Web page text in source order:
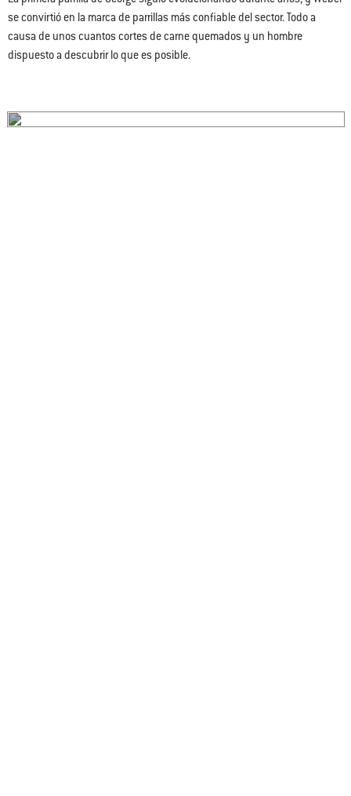
se convirtió en la marca de parrillas más confiable del sector. Todo a
causa de unos cuantos cortes de carne quemados y un hombre
dispuesto a descubrir lo que es posible.